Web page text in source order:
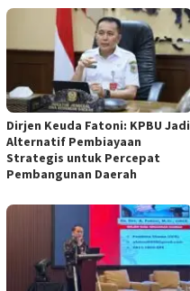
Dirjen Keuda Fatoni: KPBU Jadi
Alternatif Pembiayaan
Strategis untuk Percepat
Pembangunan Daerah